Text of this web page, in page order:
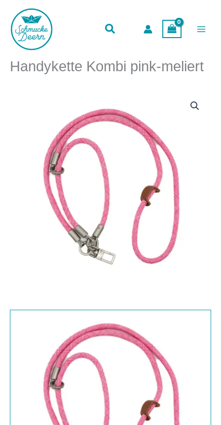
Inhalt
springen
Handykette Kombi pink-meliert
meliert
Menge